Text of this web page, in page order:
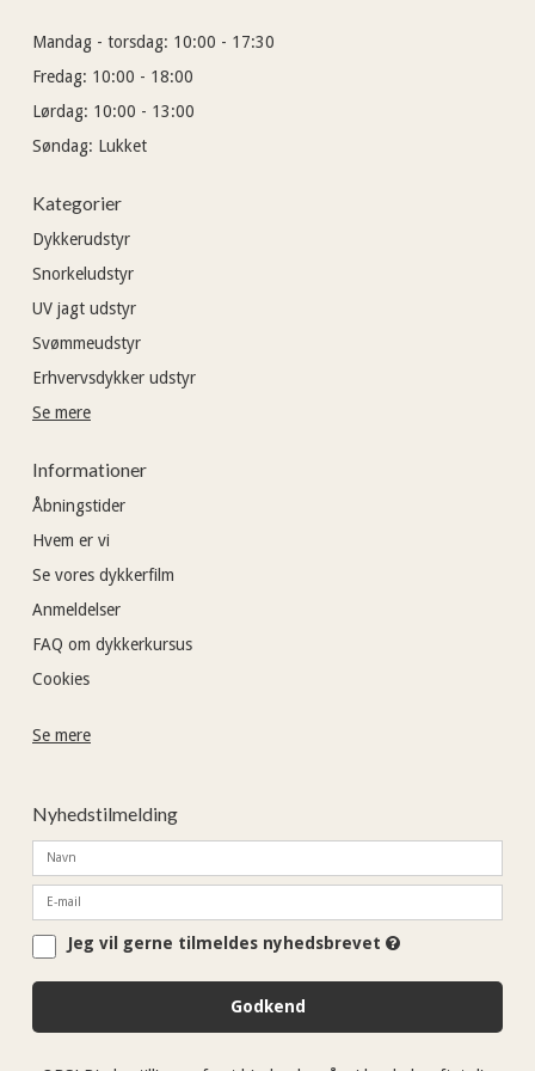
Mandag - torsdag: 10:00 - 17:30
Fredag: 10:00 - 18:00
Lørdag: 10:00 - 13:00
Søndag: Lukket
Kategorier
Dykkerudstyr
Snorkeludstyr
UV jagt udstyr
Svømmeudstyr
Erhvervsdykker udstyr
Se mere
Informationer
Åbningstider
Hvem er vi
Se vores dykkerfilm
Anmeldelser
FAQ om dykkerkursus
Cookies
Se mere
Nyhedstilmelding
Jeg vil gerne tilmeldes nyhedsbrevet
Godkend